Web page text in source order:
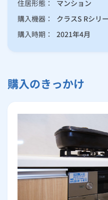
住居形態：
マンション
購入機器：
クラスS Rシリ
購入時期：
2021年4月
購入のきっかけ